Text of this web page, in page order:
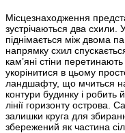
Місцезнаходження
зустрічаються два схили.
піднімається між двома
напрямку схил
кам’яні стіни
укорінитися в цьому
ландшафту, що мчиться
контури будинку і робить
лінії горизонту острова.
залишки круга для
збережений як частина